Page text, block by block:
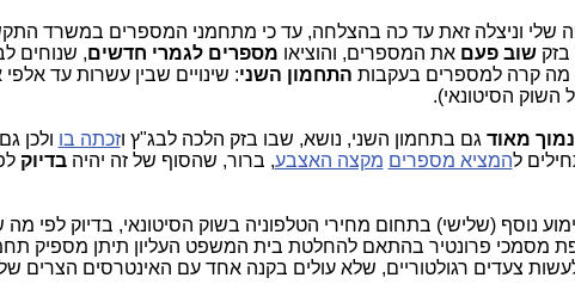
שלי וניצלה זאת עד כה בהצלחה, עד כי מתחמני המספרים במשרד
בזקשוב פעם את המספרים, והוציאו מספרים לגמרי חדשים, שנוחים
מה קרה למספרים בעקבות התחמון השני: שינויים שבין עשרות עד אלפי
השוק הסיטונאי).
נמוך מאוד גם בתחמון השני, נושא, שבו בזק הלכה לבג"ץ וזכתה בו ולכן
להמציא מספרים מקצה האצבע, ברור, שהסוף של זה יהיהבדיוק
נוסף (שלישי) בתחום מחירי הטלפוניה בשוק הסיטונאי, בדיוק לפי מה
מסמכי פרונטיר בהתאם להחלטת בית המשפט העליון תיתן מספיק
צעדים רגולטוריים, שלא עולים בקנה אחד עם האינטרסים הצרים